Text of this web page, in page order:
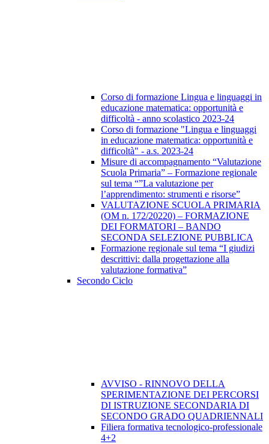
Corso di formazione Lingua e linguaggi in
educazione matematica: opportunità e
difficoltà - anno scolastico 2023-24
Corso di formazione "Lingua e linguaggi
in educazione matematica: opportunità e
difficoltà" - a.s. 2023-24
Misure di accompagnamento “Valutazione
Scuola Primaria” – Formazione regionale
sul tema “”La valutazione per
l’apprendimento: strumenti e risorse”
VALUTAZIONE SCUOLA PRIMARIA
(OM n. 172/20220) – FORMAZIONE
DEI FORMATORI – BANDO
SECONDA SELEZIONE PUBBLICA
Formazione regionale sul tema “I giudizi
descrittivi: dalla progettazione alla
valutazione formativa”
Secondo Ciclo
AVVISO - RINNOVO DELLA
SPERIMENTAZIONE DEI PERCORSI
DI ISTRUZIONE SECONDARIA DI
SECONDO GRADO QUADRIENNALI
Filiera formativa tecnologico-professionale
4+2